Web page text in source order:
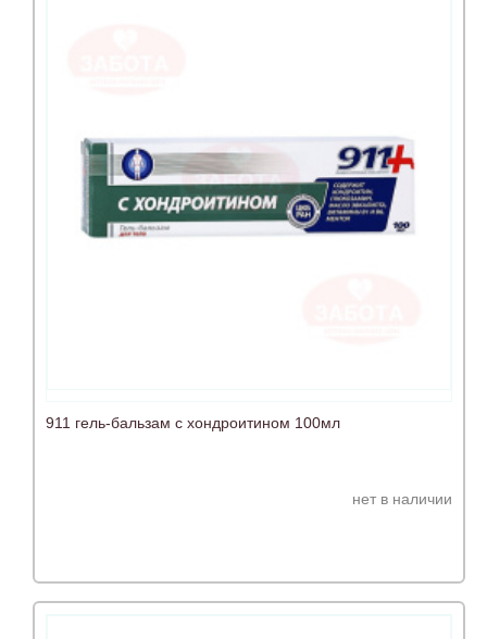
911 гель-бальзам с хондроитином 100мл
нет в наличии